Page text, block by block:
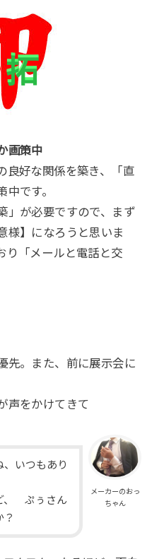
画策中
良好な関係を築き、「直
です。
」が必要ですので、まず
様】になろうと思いま
り「メールと電話と交
先。また、前に展示会に
声をかけてきて
メーカーのおっ
ちゃん
、いつもあり
、 ぷぅさん